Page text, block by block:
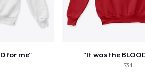
for me" "It was the
$34